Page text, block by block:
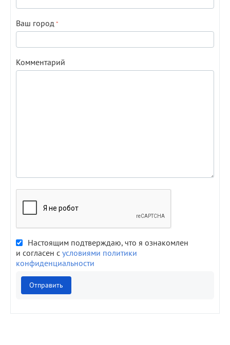
Ваш город
Комментарий
Настоящим подтверждаю, что я ознакомлен
и согласен с условиями политики
конфиденциальности
Отправить